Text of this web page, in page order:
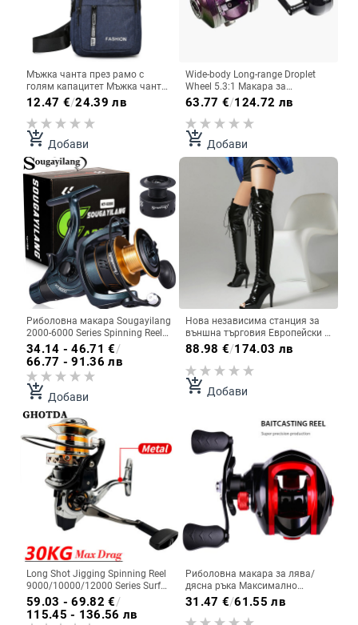
Мъжка чанта през рамо с
голям капацитет Мъжка чанта
за гърди от висок клас
Корейски стил Ежедневна
универсална чанта за гърди
12.47 €/24.39 лв
add_shopping_cart Добави
Wide-body Long-range Droplet
Wheel 5.3:1 Макара за
замятане на примамка 12KG
Макари за замятане на
примамка с максимално
плъзгане за морски риболов/
риболов с лодка Pesca Iscas
Tackle
63.77 €/124.72 лв
add_shopping_cart Добави
Риболовна макара Sougayilang
2000-6000 Series Spinning Reel
Max Drag 15kg със стоманен
вал и свободна шпула за
риболов на шаран Pesca
34.14 - 46.71 €/
66.77 - 91.36 лв
add_shopping_cart Добави
Нова независима станция за
външна търговия Европейски и
американски секси дамски
ботуши над коляното с тънък
ток рибешка уста с връзки
голям размер ботуши за нощен
клуб, танц на пилон
88.98 €/174.03 лв
add_shopping_cart Добави
Long Shot Jigging Spinning Reel
9000/10000/12000 Series Surf
Fishing Wheel 30KG Max Drag,
Saltwater Big Trolling Reel Pesca
59.03 - 69.82 €/
115.45 - 136.56 лв
Риболовна макара за лява/
дясна ръка Максимално
съпротивление с магнитна
спирачка Бобина за риболов
Соленоводна сладководна
31.47 €/61.55 лв